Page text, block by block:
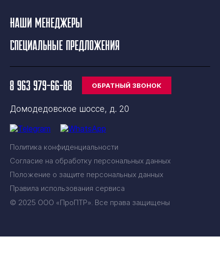
Наши менеджеры
Специальные предложения
8 963 979-66-88 ОБРАТНЫЙ ЗВОНОК
Домодедовское шоссе, д. 20
Политика конфиденциальности
Согласие на обработку персональных данных
Положение о защите персональных данных
Правила использования сервиса
© 2025 ООО «ПроПТР». Все права защищены